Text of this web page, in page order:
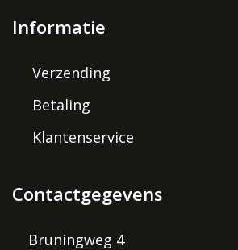
Informatie
Verzending
Betaling
Klantenservice
Contactgegevens
Bruningweg 4